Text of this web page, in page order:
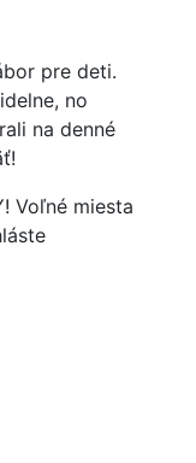
pre deti.
no
na denné
Voľné miesta